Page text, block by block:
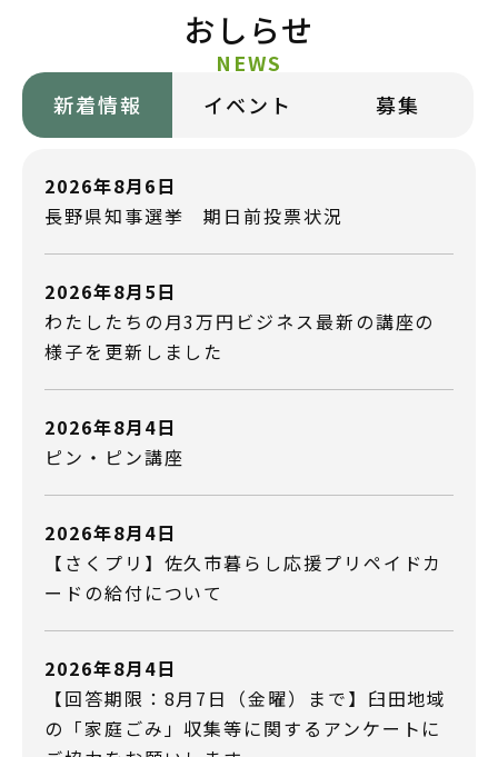
おしらせ
NEWS
新着情報
イベント 募集
2026年8月6日
長野県知事選挙 期日前投票状況
2026年8月5日
わたしたちの月3万円ビジネス最新の講座の
様子を更新しました
2026年8月4日
ピン・ピン講座
2026年8月4日
【さくプリ】佐久市暮らし応援プリペイドカ
ードの給付について
2026年8月4日
【回答期限：8月7日（金曜）まで】臼田地域
の「家庭ごみ」収集等に関するアンケートに